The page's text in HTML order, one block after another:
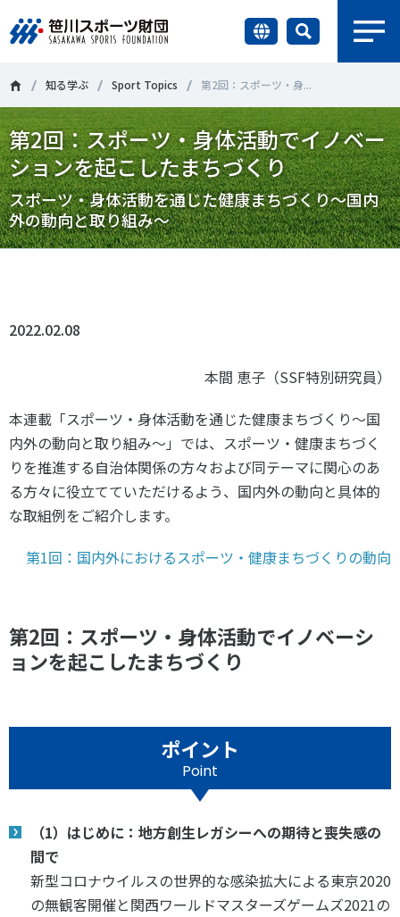
財団情報
研究員紹介
調査・研究
社会づくり
ニュース
お問い合わせ・お申し込み
会員登録
個人情報保護方針
ソーシャルメディア運営方針
© 2020
＃誰が子どものスポーツをささえるのか ＃部活動
＃アクティブなまちづくり ＃日本人の身体活動と健康寿命
＃障害者スポーツ ＃スポーツ基本計画 ＃競技人口
スポーツライフ・データ
スポーツ白書
政策提言
子どものスポーツ
障害者スポーツ
スポーツによるまちづくり
スポーツ政策・予算
健康とスポーツ
社会づくり
スポーツ振興団体との連携
【動画】スポーツでアクティブなまちづくり
知る学ぶ Sport Topics 第2回：スポーツ・身...
第2回：スポーツ・身体活動でイノベー
ションを起こしたまちづくり
スポーツ・身体活動を通じた健康まちづくり～国内
外の動向と取り組み～
2022.02.08
本間 恵子（SSF特別研究員）
本連載「スポーツ・身体活動を通じた健康まちづくり～国
内外の動向と取り組み～」では、スポーツ・健康まちづく
りを推進する自治体関係の方々および同テーマに関心のあ
る方々に役立てていただけるよう、国内外の動向と具体的
な取組例をご紹介します。
第1回：国内外におけるスポーツ・健康まちづくりの動向
第2回：スポーツ・身体活動でイノベーシ
ョンを起こしたまちづくり
ポイント
Point
（1）はじめに：地方創生レガシーへの期待と喪失感の
間で
新型コロナウイルスの世界的な感染拡大による東京2020
の無観客開催と関西ワールドマスターズゲームズ2021の